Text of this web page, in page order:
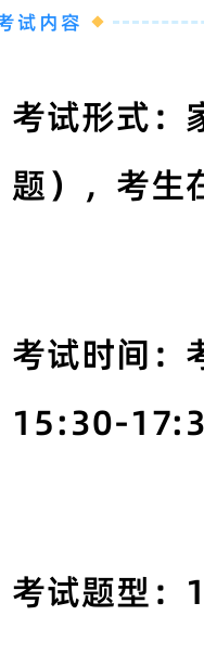
试内容
考试形式：
题），考生
考试时间：
15:30-
考试题型：